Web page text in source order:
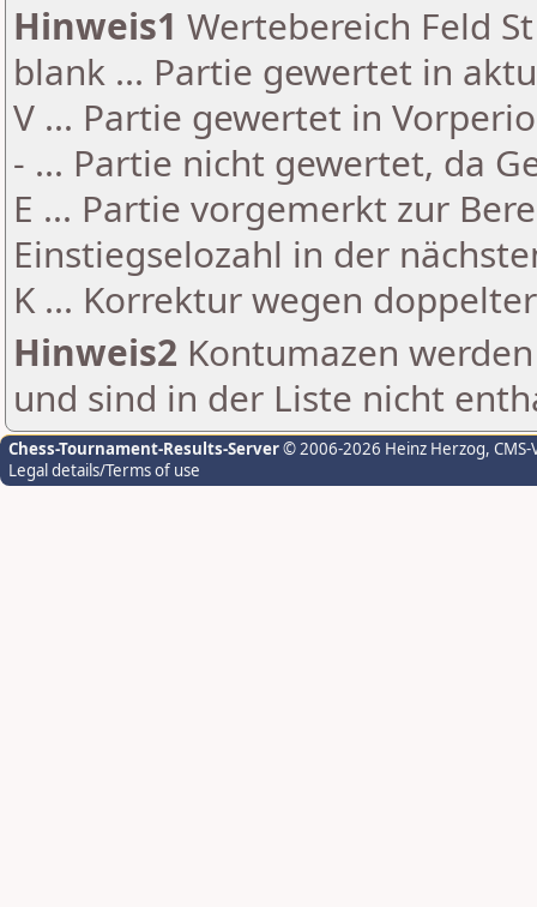
Hinweis1 Wertebereich Feld
blank ... Partie gewertet in
V ... Partie gewertet in
- ... Partie nicht gewertet, da
E ... Partie vorgemerkt zur
Einstiegselozahl in der
K ... Korrektur wegen
Hinweis2 Kontumazen
und sind in der Liste nicht
Chess-Tournament-Results-Server© 2006-2026 Heinz Herzog,
Legal details/Terms of use